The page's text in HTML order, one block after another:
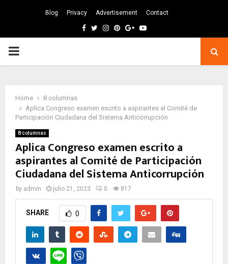
Blog Privacy Advertisement Contact
Facebook
TwitterInstagram
Pinterest
GoogleYoutube
PRIMARY
Home
8 columnas
Aplica Congreso examen escrito a aspirantes al Comité de
Participación Ciudadana del Sistema Anticorrupción
8 columnas
Aplica Congreso examen escrito a
aspirantes al Comité de Participación
Ciudadana del Sistema Anticorrupción
by admin julio 21, 2023 0 817
SHARE 0